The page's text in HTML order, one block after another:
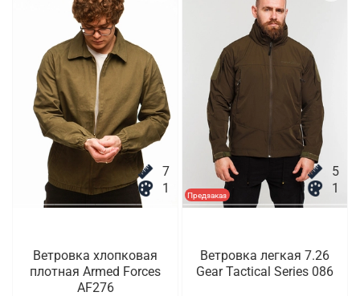
7
1
Ветровка хлопковая
плотная Armed Forces
AF276
Предзаказ
5
1
Ветровка легкая 7.26
Gear Tactical Series 086